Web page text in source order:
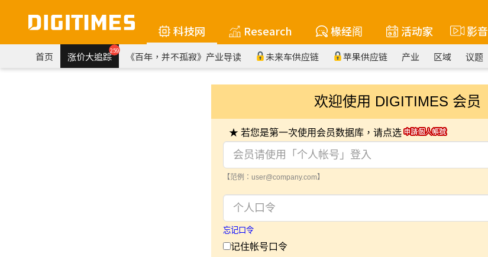
科技网 Research 椽经阁 活动家 影音
首页 涨价大追踪259 《百年，并不孤寂》产业导读 未来车供应链 苹果供应链 产业 区域 议题
欢迎使用 DIGITIMES 会员
★ 若您是第一次使用会员数据库，请点选
【范例：user@company.com】
忘记口令
记住帐号口令